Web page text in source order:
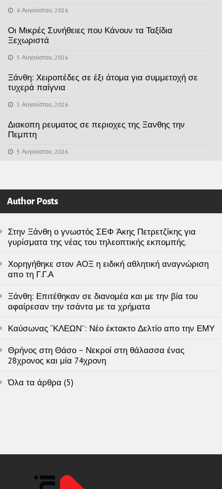
6 Αυγούστου, 2026
Οι Μικρές Συνήθειες που Κάνουν τα Ταξίδια
Ξεχωριστά
5 Αυγούστου, 2026
Ξάνθη: Χειροπέδες σε έξι άτομα για συμμετοχή σε
τυχερά παίγνια
5 Αυγούστου, 2026
Διακοπη ρευματος σε περιοχες της Ξανθης την
Πεμπτη
5 Αυγούστου, 2026
Author Posts
Στην Ξάνθη ο γνωστός ΣΕΦ Άκης Πετρετζίκης για
γυρίσματα της νέας του τηλεοπτικής εκπομπής.
Χορηγήθηκε στον ΑΟΞ η ειδική αθλητική αναγνώριση
απο τη Γ.Γ.Α
Ξάνθη: Επιτέθηκαν σε διανομέα και με την βία του
αφαίρεσαν την τσάντα με τα χρήματα
Καύσωνας “ΚΛΕΩΝ”: Νέο έκτακτο Δελτίο απο την ΕΜΥ
Θρήνος στη Θάσο – Νεκροί στη θάλασσα ένας
28χρονος και μία 74χρονη
Όλα τα άρθρα (5)